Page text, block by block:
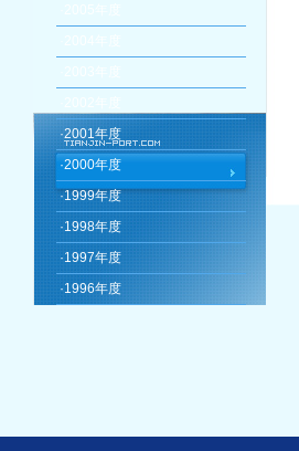
·2001年度
·2000年度
·1999年度
·1998年度
·1997年度
·1996年度